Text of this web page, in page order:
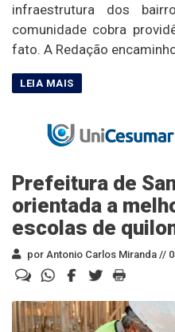
infraestrutura dos
comunidade cobra
fato. A Redação
Prefeitura de
orientada a
escolas de
por Antonio Carlos Miranda //